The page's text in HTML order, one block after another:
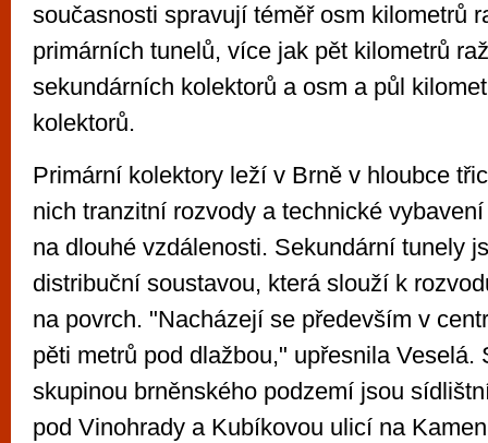
současnosti spravují téměř osm kilometrů
primárních tunelů, více jak pět kilometrů
sekundárních kolektorů a osm a půl
kolektorů.
Primární kolektory leží v Brně v hloubce
nich tranzitní rozvody a technické
na dlouhé vzdálenosti. Sekundární tunely
distribuční soustavou, která slouží k
na povrch. "Nacházejí se především v
pěti metrů pod dlažbou," upřesnila Veselá.
skupinou brněnského podzemí jsou
pod Vinohrady a Kubíkovou ulicí na